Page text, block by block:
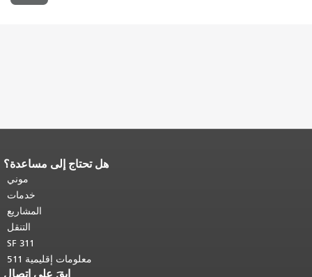
هل تحتاج إلى مساعدة؟
موني
خدمات
المشاريع
التنقل
SF 311
معلومات إقليمية 511
ابقَ على اتصال